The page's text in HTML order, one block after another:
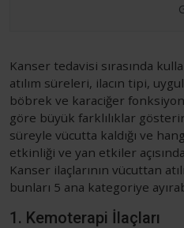
Kanser tedavisi sırasında
atılım süreleri, ilacın tipi,
böbrek ve karaciğer
göre büyük farklılıklar
süreyle vücutta kaldığı ve
etkinliği ve yan etkiler
Kanser ilaçlarının vücuttan
bunları 5 ana kategoriye
1. Kemoterapi İlaçları